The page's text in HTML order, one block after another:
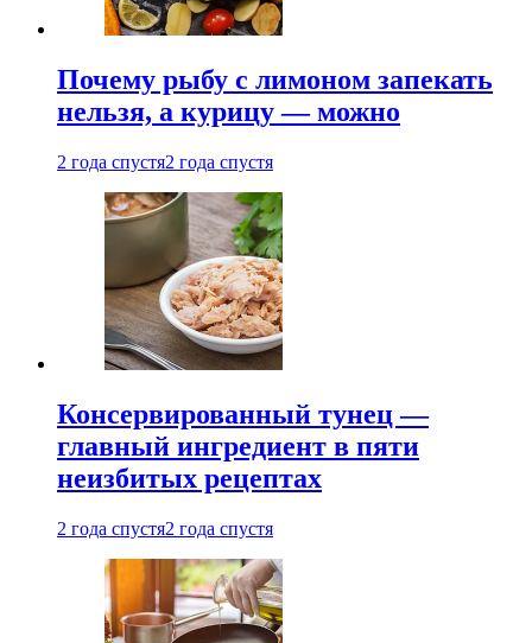
Почему рыбу с лимоном запекать
нельзя, а курицу — можно
2 года спустя2 года спустя
Консервированный тунец —
главный ингредиент в пяти
неизбитых рецептах
2 года спустя2 года спустя